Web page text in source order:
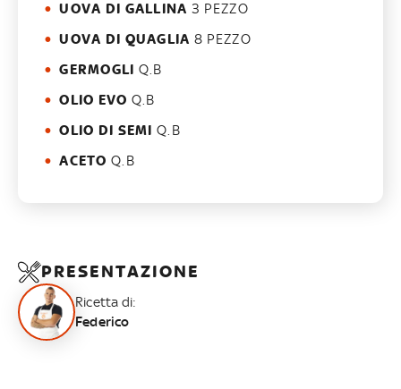
UOVA DI GALLINA 3 PEZZO
UOVA DI QUAGLIA 8 PEZZO
GERMOGLI Q.B
OLIO EVO Q.B
OLIO DI SEMI Q.B
ACETO Q.B
PRESENTAZIONE
Ricetta di:
Federico